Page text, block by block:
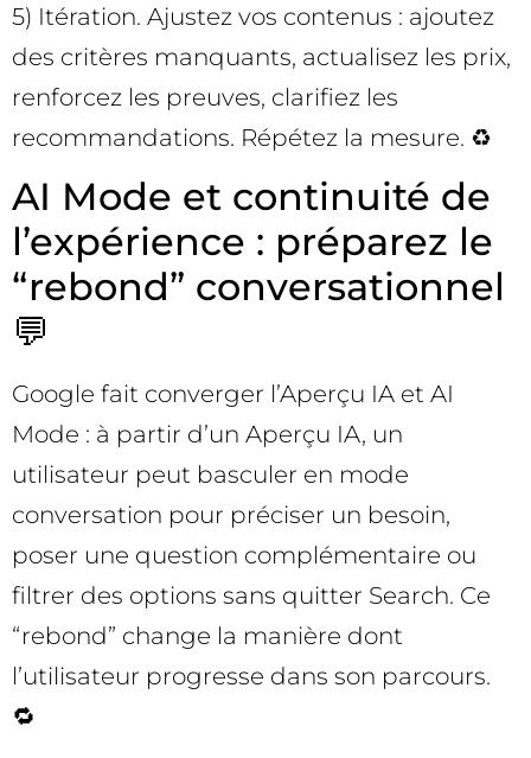
5) Itération. Ajustez vos contenus : ajoutez
des critères manquants, actualisez les prix,
renforcez les preuves, clarifiez les
recommandations. Répétez la mesure. ♻️
AI Mode et continuité de
l’expérience : préparez le
“rebond” conversationnel
💬
Google fait converger l’Aperçu IA et AI
Mode : à partir d’un Aperçu IA, un
utilisateur peut basculer en mode
conversation pour préciser un besoin,
poser une question complémentaire ou
filtrer des options sans quitter Search. Ce
“rebond” change la manière dont
l’utilisateur progresse dans son parcours.
🔁